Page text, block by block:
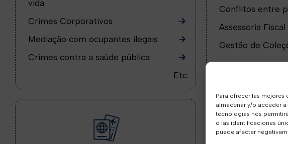
Para ofrecer las
almacenar y/o acceder
tecnologías nos
o las identificaciones
puede afectar
vida
Crimes Corporativos
Mediação com ocupantes ilegais
Crimes contra a saúde pública
Etc.
Conflitos entre
Assessoria Fiscal
Gestão de